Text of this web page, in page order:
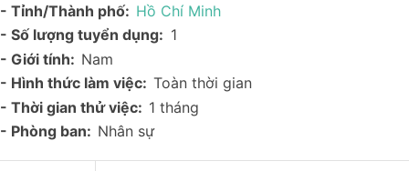
- Tỉnh/Thành phố: Hồ Chí Minh
- Số lượng tuyển dụng: 1
- Giới tính: Nam
- Hình thức làm việc: Toàn thời gian
- Thời gian thử việc: 1 tháng
- Phòng ban: Nhân sự